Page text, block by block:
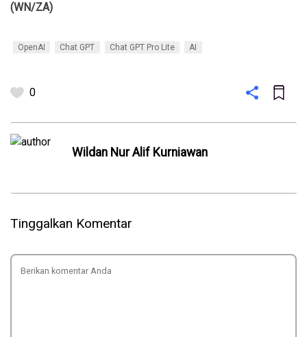
(WN/ZA)
OpenAI Chat GPT Chat GPT Pro Lite AI
0
Wildan Nur Alif Kurniawan
Tinggalkan Komentar